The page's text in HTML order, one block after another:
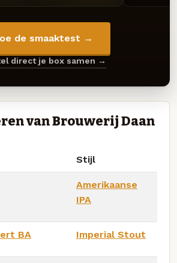
de smaaktest →
direct je box samen →
van Brouwerij Daan
Stijl
Amerikaanse
IPA
BA Imperial Stout